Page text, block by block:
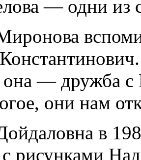
— одни из
она — дружба с
они нам
в
с рисунками